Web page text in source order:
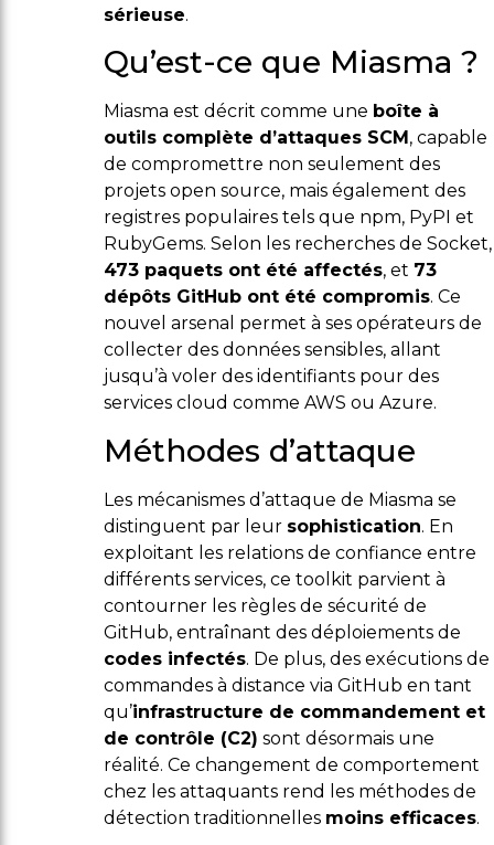
sérieuse.
Qu’est-ce que Miasma ?
Miasma est décrit comme une boîte à
outils complète d’attaques SCM , capable
de compromettre non seulement des
projets open source, mais également des
registres populaires tels que npm, PyPI et
RubyGems. Selon les recherches de Socket,
473 paquets ont été affectés, et 73
dépôts GitHub ont été compromis. Ce
nouvel arsenal permet à ses opérateurs de
collecter des données sensibles, allant
jusqu’à voler des identifiants pour des
services cloud comme AWS ou Azure.
Méthodes d’attaque
Les mécanismes d’attaque de Miasma se
distinguent par leur sophistication. En
exploitant les relations de confiance entre
différents services, ce toolkit parvient à
contourner les règles de sécurité de
GitHub, entraînant des déploiements de
codes infectés. De plus, des exécutions de
commandes à distance via GitHub en tant
qu’infrastructure de commandement et
de contrôle (C2) sont désormais une
réalité. Ce changement de comportement
chez les attaquants rend les méthodes de
détection traditionnelles moins efficaces.